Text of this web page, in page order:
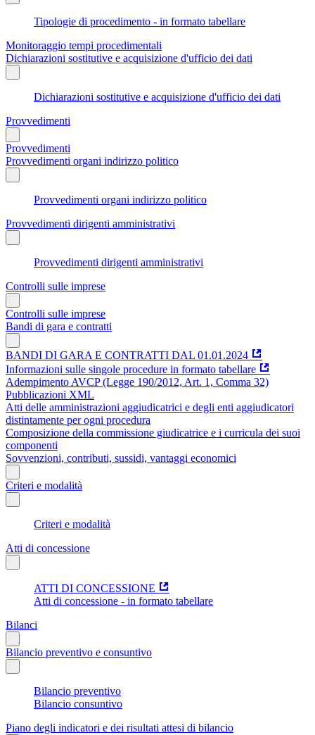
Tipologie di procedimento - in formato tabellare
Monitoraggio tempi procedimentali
Dichiarazioni sostitutive e acquisizione d'ufficio dei dati
Dichiarazioni sostitutive e acquisizione d'ufficio dei dati
Provvedimenti
Provvedimenti
Provvedimenti organi indirizzo politico
Provvedimenti organi indirizzo politico
Provvedimenti dirigenti amministrativi
Provvedimenti dirigenti amministrativi
Controlli sulle imprese
Controlli sulle imprese
Bandi di gara e contratti
BANDI DI GARA E CONTRATTI DAL 01.01.2024
Informazioni sulle singole procedure in formato tabellare
Adempimento AVCP (Legge 190/2012, Art. 1, Comma 32)
Pubblicazioni XML
Atti delle amministrazioni aggiudicatrici e degli enti aggiudicatori
distintamente per ogni procedura
Composizione della commissione giudicatrice e i curricula dei suoi
componenti
Sovvenzioni, contributi, sussidi, vantaggi economici
Criteri e modalità
Criteri e modalità
Atti di concessione
ATTI DI CONCESSIONE
Atti di concessione - in formato tabellare
Bilanci
Bilancio preventivo e consuntivo
Bilancio preventivo
Bilancio consuntivo
Piano degli indicatori e dei risultati attesi di bilancio